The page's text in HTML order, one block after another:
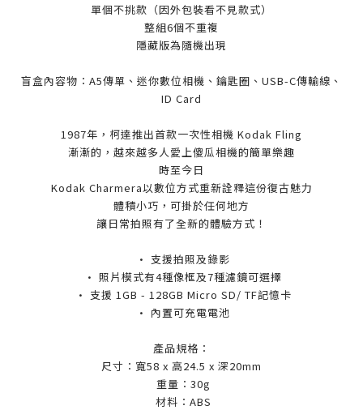
單個不挑款（因外包裝看不見款式）
整組6個不重複
隱藏版為隨機出現
盲盒內容物：A5傳單、迷你數位相機、鑰匙圈、USB-C傳輸線、
ID Card
1987年，柯達推出首款一次性相機 Kodak Fling
漸漸的，越來越多人愛上傻瓜相機的簡單樂趣
時至今日
Kodak Charmera以數位方式重新詮釋這份復古魅力
體積小巧，可掛於任何地方
讓日常拍照有了全新的體驗方式！
• 支援拍照及錄影
• 照片模式有4種像框及7種濾鏡可選擇
• 支援 1GB - 128GB Micro SD/ TF記憶卡
• 內置可充電電池
產品規格：
尺寸：寬58 x 高24.5 x 深20mm
重量：30g
材料：ABS